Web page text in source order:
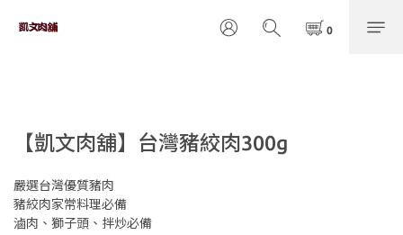
【凱文肉舖】台灣豬絞肉300g
嚴選台灣優質豬肉
豬絞肉家常料理必備
滷肉、獅子頭、拌炒必備